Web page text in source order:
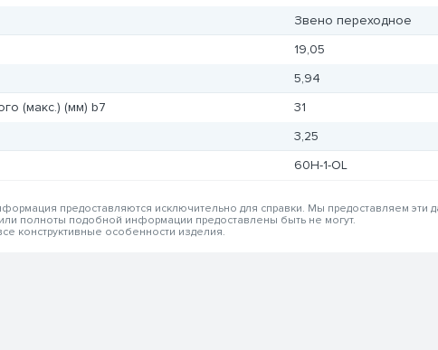
Звено переходное
19,05
5,94
(макс.) (мм) b7
31
3,25
60H-1-OL
предоставляются исключительно для справки. Мы предоставляем
полноты подобной информации предоставлены быть не могут.
конструктивные особенности изделия.